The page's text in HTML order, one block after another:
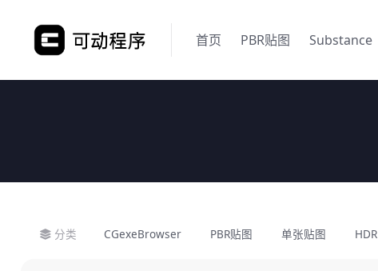
首页 PBR贴图 Substance
分类 CGexeBrowser PBR贴图 单张贴图 HDR